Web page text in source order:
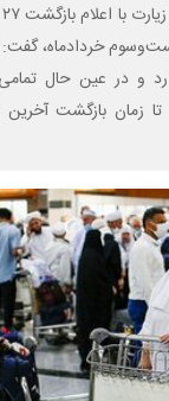
خردادماه،
و در عین حال
زمان بازگشت آخرین